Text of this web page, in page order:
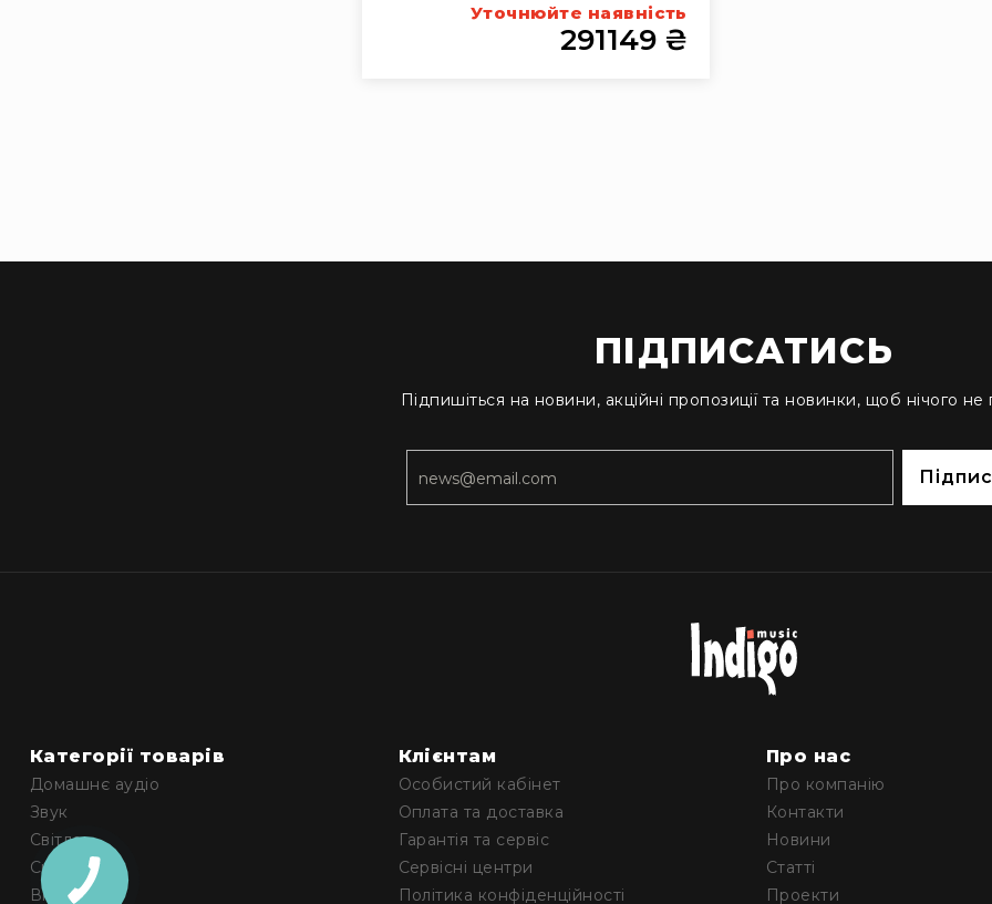
Уточнюйте наявність
291149 ₴
ПІДПИСАТИСЬ
Підпишіться на новини, акційні пропозиції та новинки, щоб нічого не
Категорії товарів
Домашнє аудіо
Звук
Світло
Сцена
Відео
Клієнтам
Особистий кабінет
Оплата та доставка
Гарантія та сервіс
Сервісні центри
Політика конфіденційності
Про нас
Про компанію
Контакти
Новини
Статті
Проекти